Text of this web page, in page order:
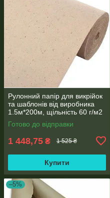
Рулонний папір для викрійок
та шаблонів від виробника
1.5м*200м, щільність 60 г/м2
Готово до відправки
1 448,75 ₴ 1 525 ₴
Купити
–5%